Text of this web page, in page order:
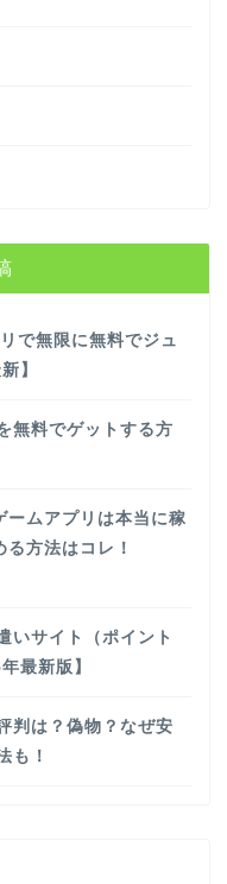
で無限に無料でジュ
】
無料でゲットする方
ームアプリは本当に稼
方法はコレ！
いサイト（ポイント
最新版】
判は？偽物？なぜ安
も！